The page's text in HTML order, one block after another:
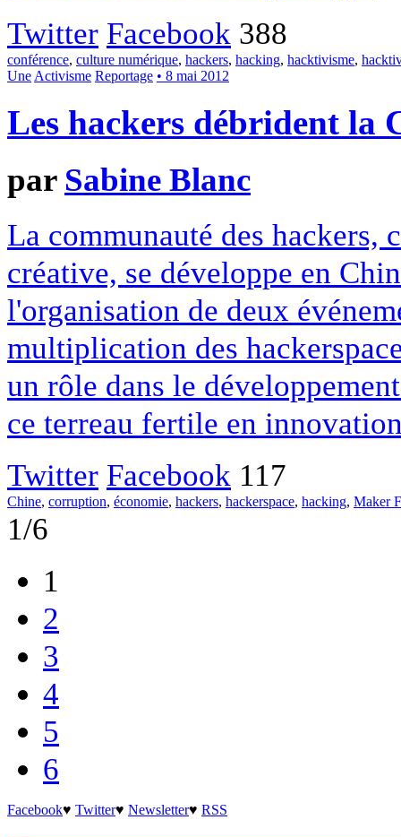
Twitter Facebook 388
conférence, culture numérique, hackers, hacking, hacktivisme,
Une Activisme Reportage • 8 mai 2012
Les hackers débrident la
par Sabine Blanc
La communauté des hackers,
créative, se développe en
l'organisation de deux
multiplication des
un rôle dans le
ce terreau fertile en
Twitter Facebook 117
Chine, corruption, économie, hackers, hackerspace, hacking, Maker
1/6
1
2
3
4
5
6
Facebook♥ Twitter♥ Newsletter♥ RSS